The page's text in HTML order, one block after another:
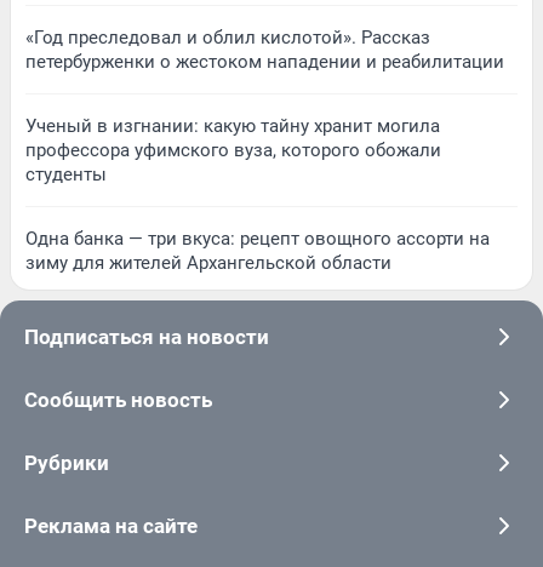
«Год преследовал и облил кислотой». Рассказ
петербурженки о жестоком нападении и реабилитации
Ученый в изгнании: какую тайну хранит могила
профессора уфимского вуза, которого обожали
студенты
Одна банка — три вкуса: рецепт овощного ассорти на
зиму для жителей Архангельской области
Подписаться на новости
Сообщить новость
Рубрики
Реклама на сайте